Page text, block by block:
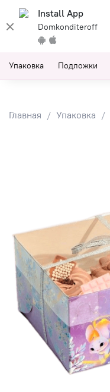
Install App
Domkonditeroff
Упаковка Подложки
Главная Упаковка